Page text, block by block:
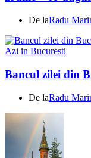
De laRadu
Azi in Bucuresti
Bancul zilei din
De laRadu